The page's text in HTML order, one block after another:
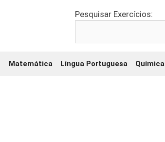
Pesquisar Exercícios:
Matemática Língua Portuguesa Química